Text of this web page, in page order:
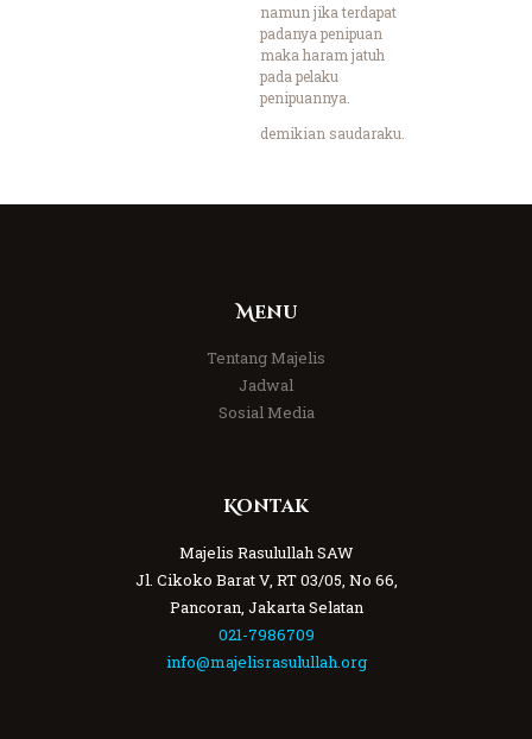
namun jika terdapat
padanya penipuan
maka haram jatuh
pada pelaku
penipuannya.
demikian saudaraku.
Menu
Tentang Majelis
Jadwal
Sosial Media
Kontak
Majelis Rasulullah SAW
Jl. Cikoko Barat V, RT 03/05, No 66,
Pancoran, Jakarta Selatan
021-7986709
info@majelisrasulullah.org